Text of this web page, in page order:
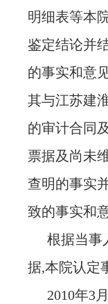
明细表等本
鉴定结论并
的事实和意
其与江苏建
的审计合同
票据及尚未
查明的事实
致的事实和
根据当事
据,本院认定
2010年3